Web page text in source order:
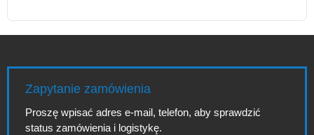
Zapytanie zamówienia
Proszę wpisać adres e-mail, telefon, aby sprawdzić
status zamówienia i logistykę.